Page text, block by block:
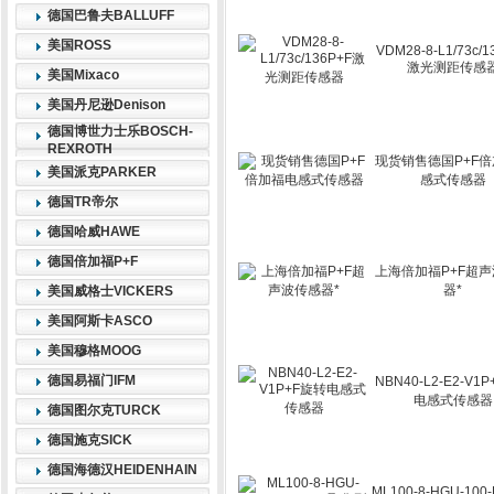
德国巴鲁夫BALLUFF
美国ROSS
美国Mixaco
美国丹尼逊Denison
德国博世力士乐BOSCH-
REXROTH
美国派克PARKER
德国TR帝尔
德国哈威HAWE
德国倍加福P+F
美国威格士VICKERS
美国阿斯卡ASCO
美国穆格MOOG
德国易福门IFM
德国图尔克TURCK
德国施克SICK
德国海德汉HEIDENHAIN
VDM28-8-L1/73c/
激光测距传感
现货销售德国P+F
感式传感器
上海倍加福P+F超
器*
NBN40-L2-E2-
电感式传感器